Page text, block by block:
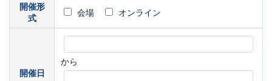
開催形
式
会場 オンライン
開催日
から